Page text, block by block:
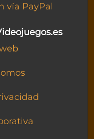
vía PayPal